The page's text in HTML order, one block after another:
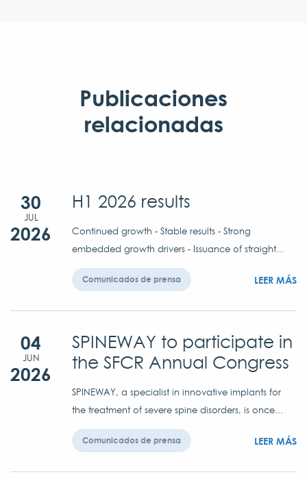
Publicaciones
relacionadas
30
JUL
2026
H1 2026 results
Continued growth - Stable results - Strong
embedded growth drivers - Issuance of straight...
Comunicados de prensa LEER MÁS
04
JUN
2026
SPINEWAY to participate in
the SFCR Annual Congress
SPINEWAY, a specialist in innovative implants for
the treatment of severe spine disorders, is once...
Comunicados de prensa LEER MÁS